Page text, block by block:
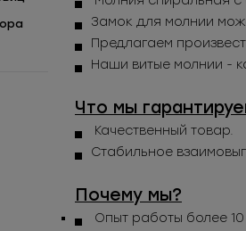
Замок для молнии
Предлагаем
Наши витые молнии -
Что мы
Качественный товар.
Стабильное
Почему мы?
Опыт работы более 10